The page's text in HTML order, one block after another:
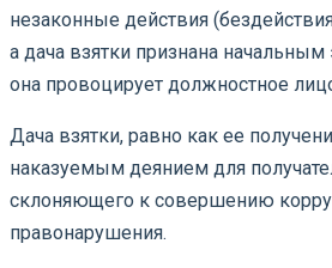
незаконные действия
а дача взятки признана
она провоцирует должностное
Дача взятки, равно как ее
наказуемым деянием для
склоняющего к совершению
правонарушения.